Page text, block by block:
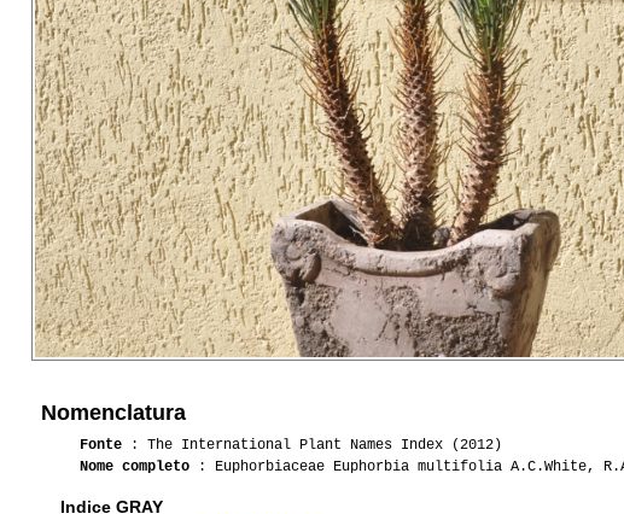
Nomenclatura
Fonte : The International Plant Names Index (2012)
Nome completo : Euphorbiaceae Euphorbia multifolia A.C.White,
Indice GRAY